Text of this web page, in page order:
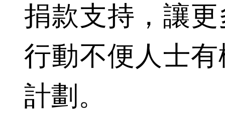
捐款支持，讓
行動不便人士
計劃。